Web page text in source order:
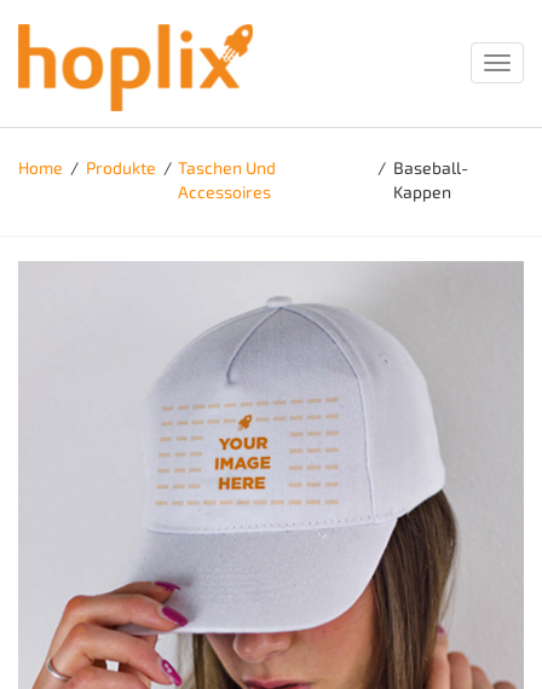
Home / Produkte / Taschen Und
Accessoires
/ Baseball-
Kappen